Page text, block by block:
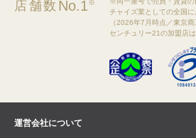
店舗数 No.1※
チャイズ業としての全国
（2026年7月時点／東京商
センチュリー21の加盟店
運営会社について